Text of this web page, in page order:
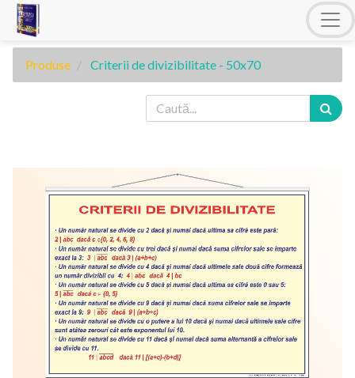
Produse Criterii de divizibilitate - 50x70